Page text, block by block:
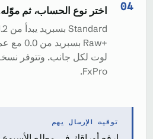
اختر نوع الحساب، ثم
لوت لكل جانب. وتتوفر
FxPro.
توقيت الإرسال يهم